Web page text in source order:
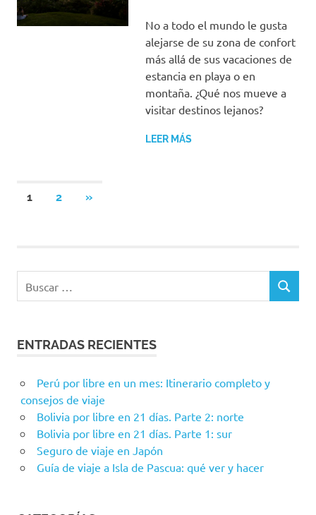
No a todo el mundo le gusta
alejarse de su zona de confort
más allá de sus vacaciones de
estancia en playa o en
montaña. ¿Qué nos mueve a
visitar destinos lejanos?
LEER MÁS
Paginación
1 2
SIGUIENTES
»
BUSCAR
ENTRADAS RECIENTES
Perú por libre en un mes: Itinerario completo y
consejos de viaje
Bolivia por libre en 21 días. Parte 2: norte
Bolivia por libre en 21 días. Parte 1: sur
Seguro de viaje en Japón
Guía de viaje a Isla de Pascua: qué ver y hacer